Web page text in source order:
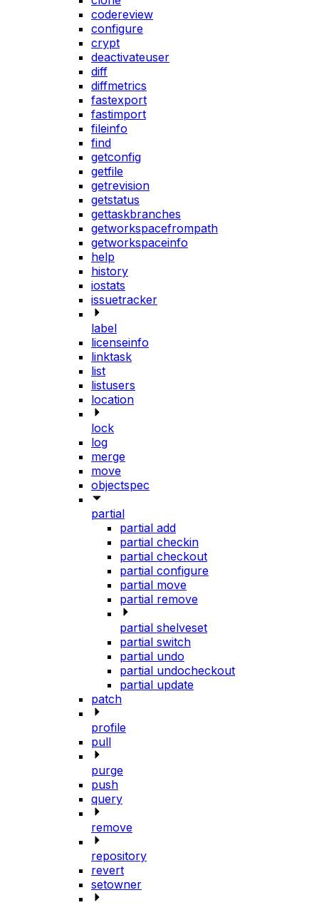
codereview
configure
crypt
deactivateuser
diff
diffmetrics
fastexport
fastimport
fileinfo
find
getconfig
getfile
getrevision
getstatus
gettaskbranches
getworkspacefrompath
getworkspaceinfo
help
history
iostats
issuetracker
label
licenseinfo
linktask
list
listusers
location
lock
log
merge
move
objectspec
partial
partial add
partial checkin
partial checkout
partial configure
partial move
partial remove
partial shelveset
partial switch
partial undo
partial undocheckout
partial update
patch
profile
pull
purge
push
query
remove
repository
revert
setowner